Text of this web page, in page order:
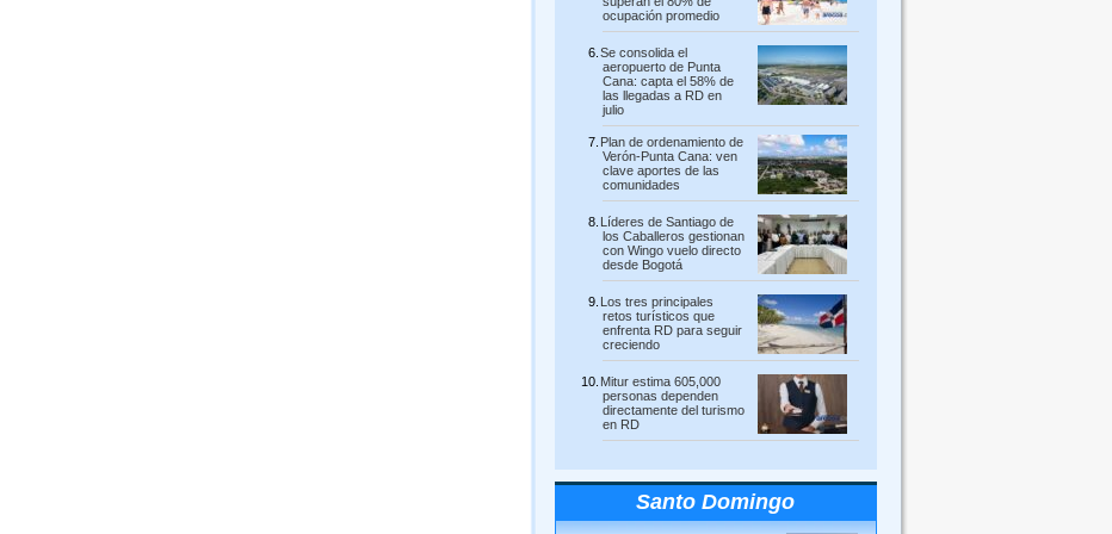
ocupación promedio
Se consolida el
aeropuerto de Punta
Cana: capta el 58% de
las llegadas a RD en
julio
Plan de ordenamiento de
Verón-Punta Cana: ven
clave aportes de las
comunidades
Líderes de Santiago de
los Caballeros gestionan
con Wingo vuelo directo
desde Bogotá
Los tres principales
retos turísticos que
enfrenta RD para seguir
creciendo
Mitur estima 605,000
personas dependen
directamente del turismo
en RD
Santo Domingo